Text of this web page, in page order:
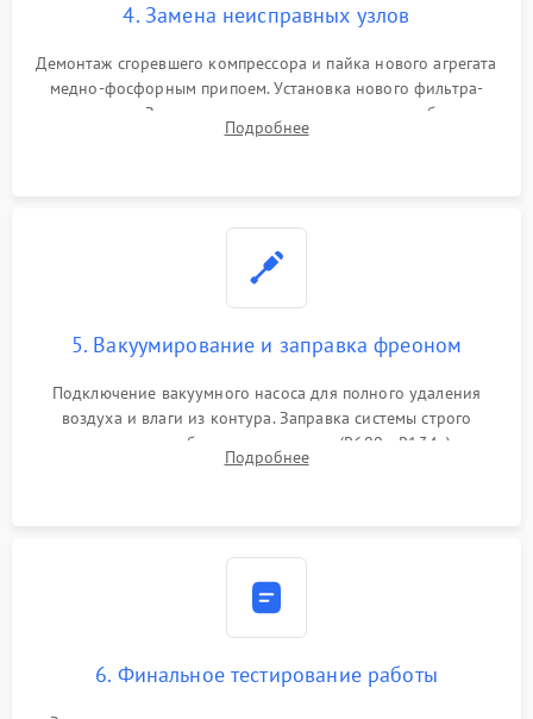
4. Замена неисправных узлов
Демонтаж сгоревшего компрессора и пайка нового агрегата
медно-фосфорным припоем. Установка нового фильтра-
осушителя. Замена изношенных вентиляторов обдува,
сломанных заслонок или поврежденных дверных петель.
Подробнее
5. Вакуумирование и заправка фреоном
Подключение вакуумного насоса для полного удаления
воздуха и влаги из контура. Заправка системы строго
дозированным объемом хладагента (R600a, R134a) по
электронным весам. Контроль рабочего давления в системе.
Подробнее
6. Финальное тестирование работы